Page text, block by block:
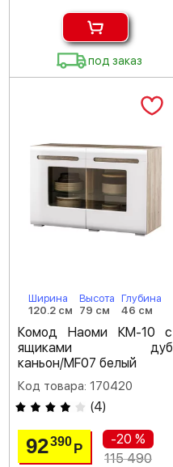
под заказ
Ширина
120.2 см
Высота
79 см
Глубина
46 см
Комод Наоми КМ-10 с
ящиками дуб
каньон/MF07 белый
Код товара: 170420
(4)
92390Р
-20 %
115 490